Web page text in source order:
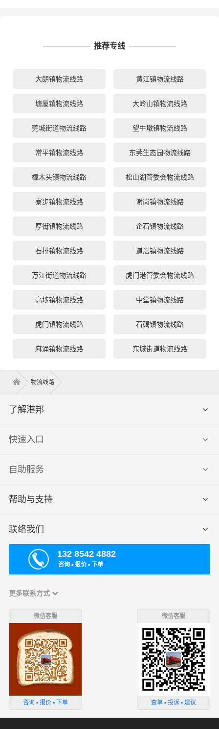
推荐专线
大朗镇物流线路 黄江镇物流线路
塘厦镇物流线路 大岭山镇物流线路
莞城街道物流线路 望牛墩镇物流线路
常平镇物流线路 东莞生态园物流线路
樟木头镇物流线路 松山湖管委会物流线路
寮步镇物流线路 谢岗镇物流线路
厚街镇物流线路 企石镇物流线路
石排镇物流线路 道滘镇物流线路
万江街道物流线路 虎门港管委会物流线路
高埗镇物流线路 中堂镇物流线路
虎门镇物流线路 石碣镇物流线路
麻涌镇物流线路 东城街道物流线路
物流线路
了解港邦
快速入口
自助服务
帮助与支持
联络我们
132 8542 4882
咨询 ▪ 报价 ▪ 下单
更多联系方式
微信客服
咨询 ▪ 报价 ▪ 下单
微信客服
查单 ▪ 投诉 ▪ 建议